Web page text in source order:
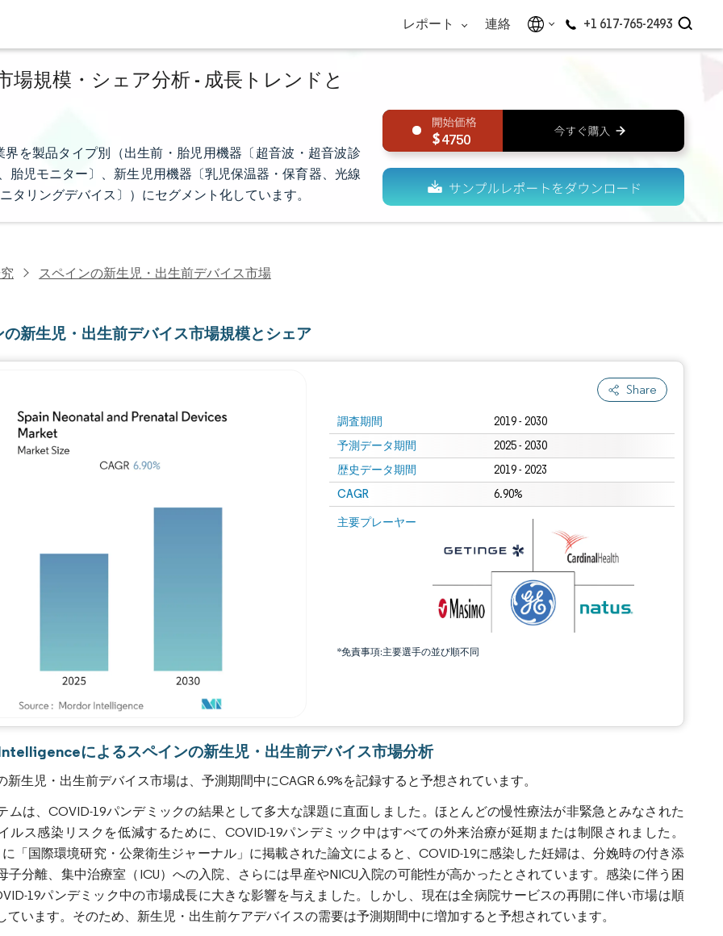
レポート 連絡 +1 617-765-2493
規模・シェア分析 - 成長トレンドと
を製品タイプ別（出生前・胎児用機器〔超音波・超音波診
胎児モニター〕、新生児用機器〔乳児保温器・保育器、光線
リングデバイス〕）にセグメント化しています。
4750
スペインの新生児・出生前デバイス市場
の新生児・出生前デバイス市場規模とシェア
Share
調査期間 2019 - 2030
予測データ期間 2025 - 2030
歴史データ期間 2019 - 2023
CAGR 6.90%
主要プレーヤー
*免責事項:主要選手の並び順不同
によるスペインの新生児・出生前デバイス市場分析
新生児・出生前デバイス市場は、予測期間中にCAGR 6.9%を記録すると予想されています。
ムは、COVID-19パンデミックの結果として多大な課題に直面しました。ほとんどの慢性療法が非緊急とみなされた
ルス感染リスクを低減するために、COVID-19パンデミック中はすべての外来治療が延期または制限されました。
に「国際環境研究・公衆衛生ジャーナル」に掲載された論文によると、COVID-19に感染した妊婦は、分娩時の付き添
子分離、集中治療室（ICU）への入院、さらには早産やNICU入院の可能性が高かったとされています。感染に伴う困
19パンデミック中の市場成長に大きな影響を与えました。しかし、現在は全病院サービスの再開に伴い市場は順
ています。そのため、新生児・出生前ケアデバイスの需要は予測期間中に増加すると予想されています。